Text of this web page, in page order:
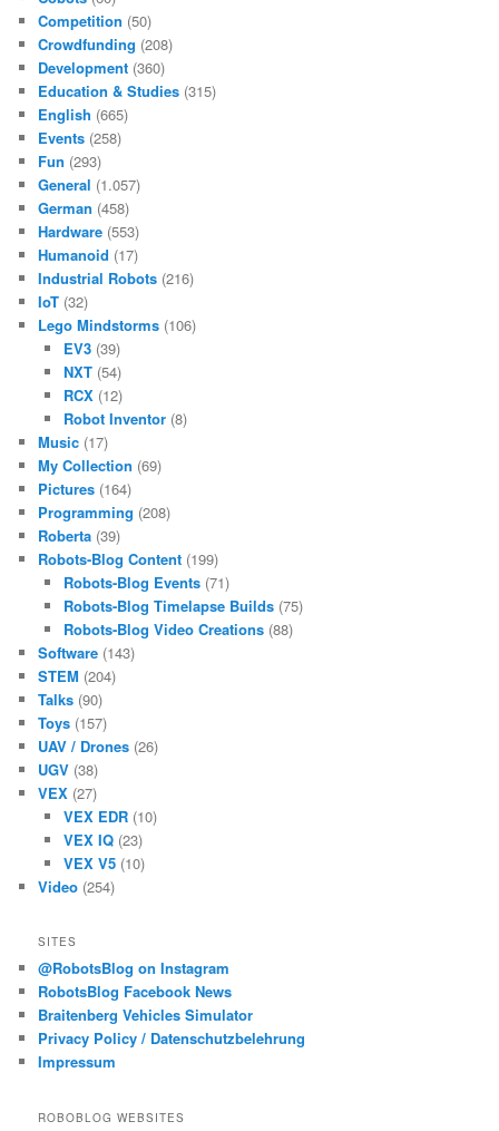
Competition (50)
Crowdfunding (208)
Development (360)
Education & Studies (315)
English (665)
Events (258)
Fun (293)
General (1.057)
German (458)
Hardware (553)
Humanoid (17)
Industrial Robots (216)
IoT (32)
Lego Mindstorms (106)
EV3(39)
NXT(54)
RCX(12)
Robot Inventor(8)
Music (17)
My Collection (69)
Pictures (164)
Programming (208)
Roberta (39)
Robots-Blog Content (199)
Robots-Blog Events(71)
Robots-Blog Timelapse Builds(75)
Robots-Blog Video Creations(88)
Software (143)
STEM (204)
Talks (90)
Toys (157)
UAV / Drones (26)
UGV (38)
VEX (27)
VEX EDR(10)
VEX IQ(23)
VEX V5(10)
Video (254)
SITES
@RobotsBlog on Instagram
RobotsBlog Facebook News
Braitenberg Vehicles Simulator
Privacy Policy / Datenschutzbelehrung
Impressum
ROBOBLOG WEBSITES